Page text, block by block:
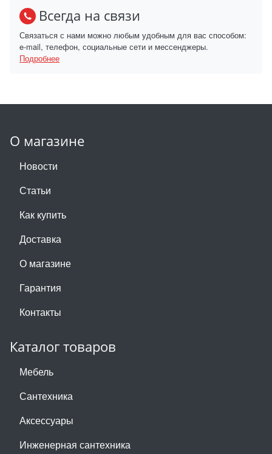
Всегда на связи
Связаться с нами можно любым удобным для вас способом:
e-mail, телефон, социальные сети и мессенджеры.
Подробнее
О магазине
Новости
Статьи
Как купить
Доставка
О магазине
Гарантия
Контакты
Каталог товаров
Мебель
Сантехника
Аксессуары
Инженерная сантехника